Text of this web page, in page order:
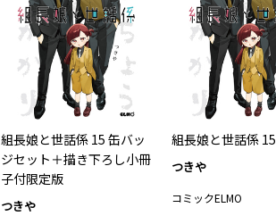
組長娘と世話係 15 缶バッ
ジセット＋描き下ろし小冊
子付限定版
つきや
組長娘と世話係 15
つきや
コミックELMO